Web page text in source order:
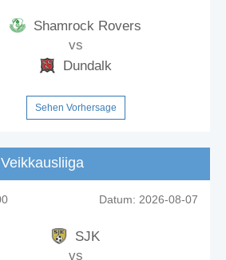
Shamrock Rovers
vs
Dundalk
Sehen Vorhersage
Datum: 2026-08-07
SJK
vs